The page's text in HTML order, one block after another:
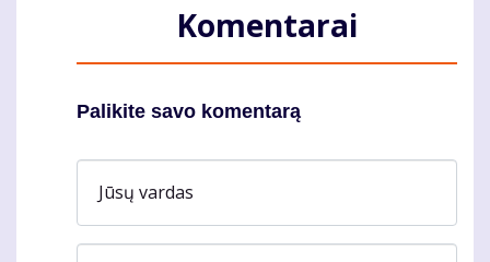
Komentarai
Palikite savo komentarą
Jūsų vardas